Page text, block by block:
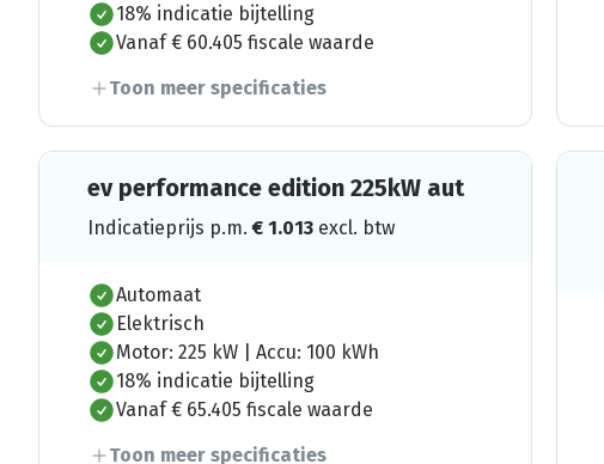
18% indicatie bijtelling
Vanaf € 60.405 fiscale waarde
Toon meer specificaties
ev performance edition 225kW aut
Indicatieprijs p.m.€ 1.013 excl. btw
Automaat
Elektrisch
Motor: 225 kW | Accu: 100 kWh
18% indicatie bijtelling
Vanaf € 65.405 fiscale waarde
Toon meer specificaties